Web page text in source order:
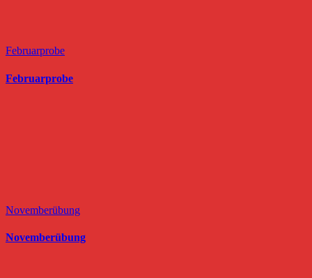
Februarprobe
Februarprobe
Novemberübung
Novemberübung